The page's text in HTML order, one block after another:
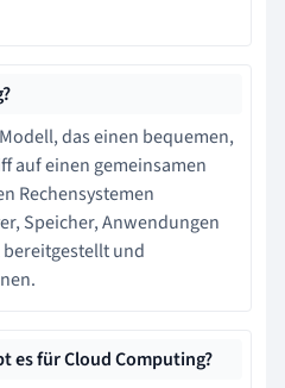
das einen bequemen,
auf einen gemeinsamen
Rechensystemen
Speicher, Anwendungen
und
es für Cloud Computing?